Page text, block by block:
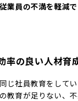
業員の不満を軽減で
率の良い人材育
じ社員教育をして
教育が足りない、